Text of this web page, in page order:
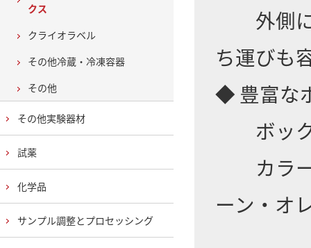
外側に
ち運びも
◆ 豊富な
ボック
カラー
ーン・オ
クス
クライオラベル
その他冷蔵・冷凍容器
その他
その他実験器材
試薬
化学品
サンプル調整とプロセッシング